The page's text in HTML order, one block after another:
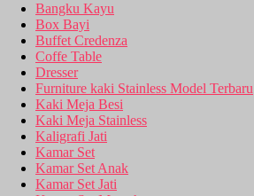
Bangku Kayu
Box Bayi
Buffet Credenza
Coffe Table
Dresser
Furniture kaki Stainless Model Terbaru
Kaki Meja Besi
Kaki Meja Stainless
Kaligrafi Jati
Kamar Set
Kamar Set Anak
Kamar Set Jati